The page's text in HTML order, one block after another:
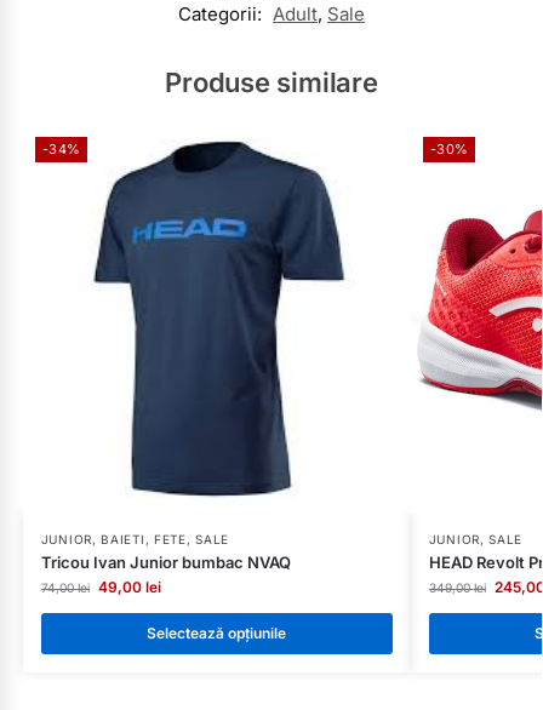
Categorii: Adult, Sale
Produse similare
-34%
JUNIOR,BAIETI , FETE,SALE
Tricou Ivan Junior bumbac NVAQ
74,00lei 49,00 lei
Selectează opțiunile
-30%
JUNIOR,SALE
HEAD Revolt
349,00lei